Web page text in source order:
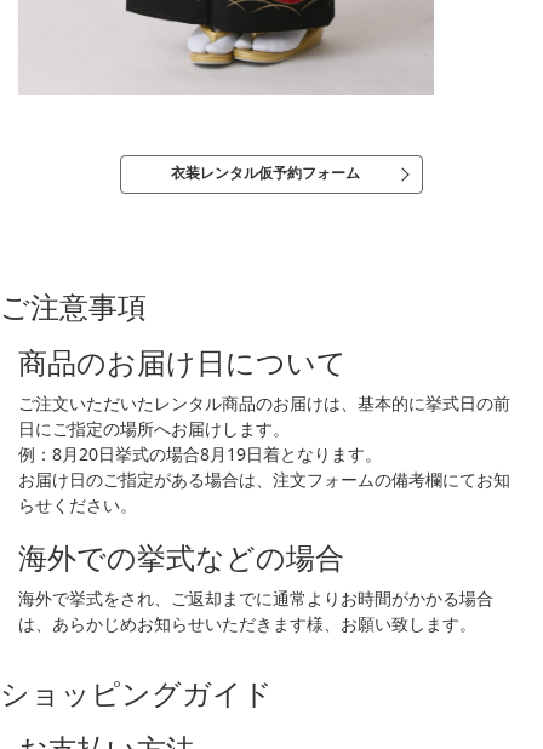
衣装レンタル仮予約フォーム
ご注意事項
商品のお届け日について
ご注文いただいたレンタル商品のお届けは、基本的に挙式日の前
日にご指定の場所へお届けします。
例：8月20日挙式の場合8月19日着となります。
お届け日のご指定がある場合は、注文フォームの備考欄にてお知
らせください。
海外での挙式などの場合
海外で挙式をされ、ご返却までに通常よりお時間がかかる場合
は、あらかじめお知らせいただきます様、お願い致します。
ショッピングガイド